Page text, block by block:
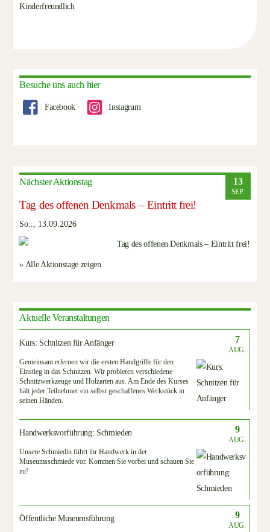
Kinderfreundlich
Besuche uns auch hier
Facebook Instagram
Nächster Aktionstag 13
SEP.
Tag des offenen Denkmals – Eintritt frei!
So.., 13.09.2026
» Alle Aktionstage zeigen
Aktuelle Veranstaltungen
Kurs: Schnitzen für Anfänger 7
AUG.
Gemeinsam erlernen wir die ersten Handgriffe für den
Einstieg in das Schnitzen. Wir probieren verschiedene
Schnitzwerkzeuge und Holzarten aus. Am Ende des Kurses
hält jeder Teilnehmer ein selbst geschaffenes Werkstück in
seinen Händen.
Handwerksvorführung: Schmieden 9
AUG.
Unsere Schmiedin führt ihr Handwerk in der
Museumsschmiede vor. Kommen Sie vorbei und schauen Sie
zu!
Öffentliche Museumsführung 9
AUG.